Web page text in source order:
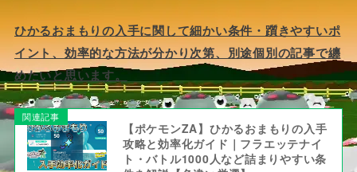
ひかるおまもりの入手に関して細かい条件・躓きやすいポ
イント、効率的な方法が分かり次第、別途個別の記事で纏
めたいと思います。
更新：入手効率化ガイドが完成しました！
関連記事
【ポケモンZA】ひかるおまもりの入手
攻略と効率化ガイド｜フラエッテナイ
ト・バトル1000人など詰まりやすい条